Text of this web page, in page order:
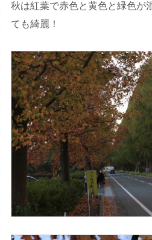
秋は紅葉で赤色と黄色と緑色が
ても綺麗！